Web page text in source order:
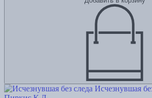
Исчезнувшая